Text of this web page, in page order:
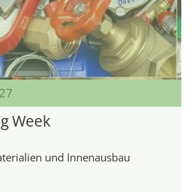
Week
und Innenausbau